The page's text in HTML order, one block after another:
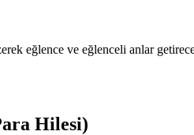
eğlence ve eğlenceli anlar
Hilesi)